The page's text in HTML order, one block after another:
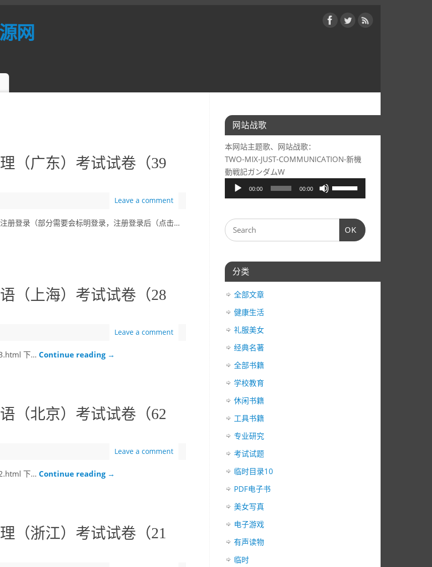
网
（广东）考试试卷（39
Leave a comment
册登录（部分需要会标明登录，注册登录后（点击…
（上海）考试试卷（28
Leave a comment
下… Continue reading →
（北京）考试试卷（62
Leave a comment
下… Continue reading →
（浙江）考试试卷（21
网站战歌
本网站主题歌、网站战歌：
TWO-MIX-JUST-COMMUNICATION-新機
動戦記ガンダムW
频
放
器
00:00 00:00
用
下
键
OK
分类
全部文章
健康生活
礼服美女
经典名著
全部书籍
学校教育
休闲书籍
工具书籍
专业研究
考试试题
临时目录10
PDF电子书
美女写真
电子游戏
有声读物
临时